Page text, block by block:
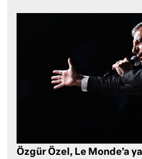
Özgür Özel, Le Monde’a